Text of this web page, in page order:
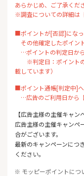
あらかじめ、ご了承くだ
※調査についての詳細は
■ポイントが[否認]にな
その他確定したポイン
…ポイントの判定日か
※判定日：ポイントの
載しています）
■ポイント通帳[判定中]
…広告のご利用日から
【広告主様の主催キャン
広告主様の主催キャンペ
合がございます。
最新のキャンペーンにつ
ください。
※ モッピーポイントにつ